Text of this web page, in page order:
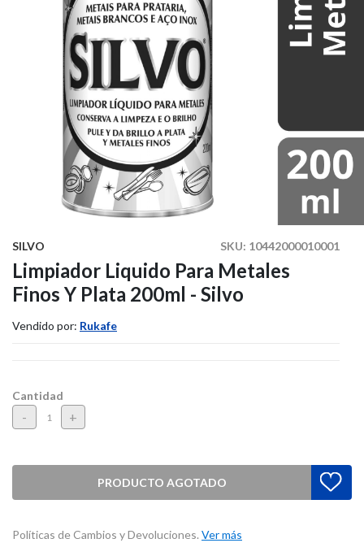
SKU: 10442000010001
SILVO
Limpiador Liquido Para Metales
Finos Y Plata 200ml - Silvo
Vendido por: Rukafe
Cantidad
- +
PRODUCTO AGOTADO
Políticas de Cambios y Devoluciones. Ver más